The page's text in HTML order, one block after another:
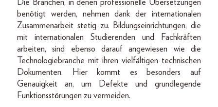
Die Branchen, in denen professionelle Übersetzungen
benötigt werden, nehmen dank der internationalen
Zusammenarbeit stetig zu. Bildungseinrichtungen, die
mit internationalen Studierenden und Fachkräften
arbeiten, sind ebenso darauf angewiesen wie die
Technologiebranche mit ihren vielfältigen technischen
Dokumenten. Hier kommt es besonders auf
Genauigkeit an, um Defekte und grundlegende
Funktionsstörungen zu vermeiden.